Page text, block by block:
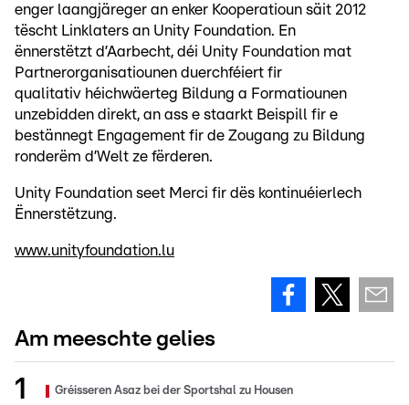
enger laangjäreger an enker Kooperatioun säit 2012
tëscht Linklaters an Unity Foundation. En
ënnerstëtzt d’Aarbecht, déi Unity Foundation mat
Partnerorganisatiounen duerchféiert fir
qualitativ héichwäerteg Bildung a Formatiounen
unzebidden direkt, an ass e staarkt Beispill fir e
bestännegt Engagement fir de Zougang zu Bildung
ronderëm d’Welt ze fërderen.
Unity Foundation seet Merci fir dës kontinuéierlech
Ënnerstëtzung.
www.unityfoundation.lu
Am meeschte gelies
Gréisseren Asaz bei der Sportshal zu Housen